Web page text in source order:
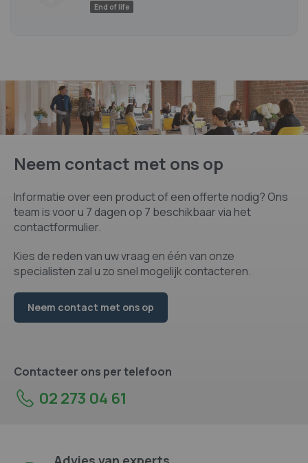
End of life
Neem contact met ons op
Informatie over een product of een offerte nodig? Ons
team is voor u 7 dagen op 7 beschikbaar via het
contactformulier.
Kies de reden van uw vraag en één van onze
specialisten zal u zo snel mogelijk contacteren.
Neem contact met ons op
Contacteer ons per telefoon
02 273 04 61